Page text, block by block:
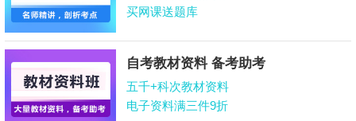
买网课送题库
自考教材资料 备考助考
五千+科次教材资料
电子资料满三件9折